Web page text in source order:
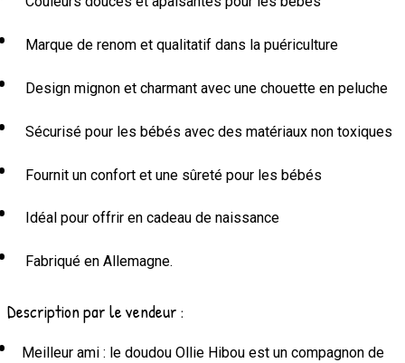
Marque de renom et qualitatif dans la puériculture
Design mignon et charmant avec une chouette en peluche
Sécurisé pour les bébés avec des matériaux non toxiques
Fournit un confort et une sûreté pour les bébés
Idéal pour offrir en cadeau de naissance
Fabriqué en Allemagne.
Description par le vendeur :
Meilleur ami : le doudou Ollie Hibou est un compagnon de